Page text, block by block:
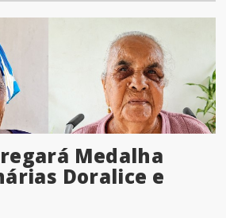
Medalha
Doralice e